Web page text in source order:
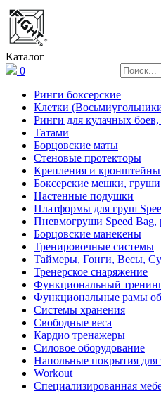
Каталог
0
Ринги боксерские
Клетки
Ринги для кулачных
Татами
Борцовские маты
Стеновые протекторы
Крепления и
Боксерские мешки, груши
Настенные подушки
Платформы для груш
Пневмогруши Speed Bag,
Борцовские манекены
Тренировочные системы
Таймеры, Гонги, Весы,
Тренерское снаряжение
Функциональный
Функциональные рамы
Системы хранения
Свободные веса
Кардио тренажеры
Силовое оборудование
Напольные покрытия для
Workout
Специализированная